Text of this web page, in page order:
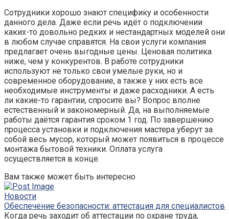
Сотрудники хорошо знают специфику и особенности
данного дела. Даже если речь идёт о подключении
каких-то довольно редких и нестандартных моделей они
в любом случае справятся. На свои услуги компания
предлагает очень выгодные цены. Ценовая политика
ниже, чем у конкурентов. В работе сотрудники
используют не только свои умелые руки, но и
современное оборудование, а также у них есть все
необходимые инструменты и даже расходники. А есть
ли какие-то гарантии, спросите вы? Вопрос вполне
естественный и закономерный. Да, на выполняемые
работы даётся гарантия сроком 1 год. По завершению
процесса установки и подключения мастера уберут за
собой весь мусор, который может появиться в процессе
монтажа бытовой техники. Оплата услуга
осуществляется в конце.
Вам также может быть интересно
Новости
Обеспечение безопасности: аттестация для специалистов
Когда речь заходит об аттестации по охране труда,